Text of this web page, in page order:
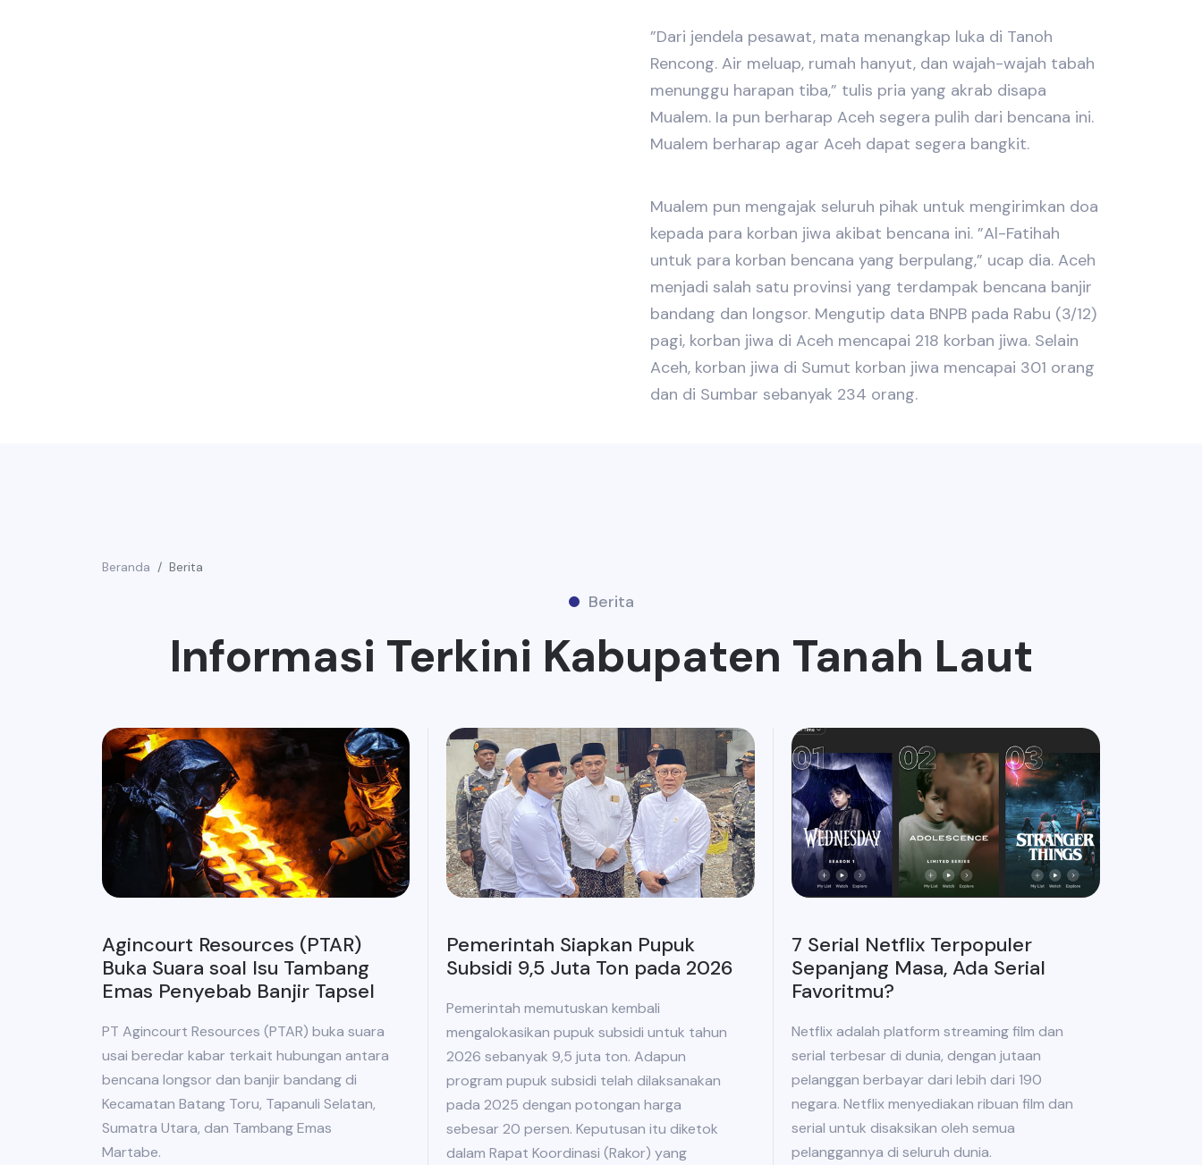
”Dari jendela pesawat, mata menangkap luka di Tanoh
Rencong. Air meluap, rumah hanyut, dan wajah-wajah tabah
menunggu harapan tiba,” tulis pria yang akrab disapa
Mualem. Ia pun berharap Aceh segera pulih dari bencana ini.
Mualem berharap agar Aceh dapat segera bangkit.
Mualem pun mengajak seluruh pihak untuk mengirimkan doa
kepada para korban jiwa akibat bencana ini. ”Al-Fatihah
untuk para korban bencana yang berpulang,” ucap dia. Aceh
menjadi salah satu provinsi yang terdampak bencana banjir
bandang dan longsor. Mengutip data BNPB pada Rabu (3/12)
pagi, korban jiwa di Aceh mencapai 218 korban jiwa. Selain
Aceh, korban jiwa di Sumut korban jiwa mencapai 301 orang
dan di Sumbar sebanyak 234 orang.
Beranda Berita
Berita
Informasi Terkini Kabupaten Tanah Laut
Agincourt Resources (PTAR)
Buka Suara soal Isu Tambang
Emas Penyebab Banjir Tapsel
PT Agincourt Resources (PTAR) buka suara
usai beredar kabar terkait hubungan antara
bencana longsor dan banjir bandang di
Kecamatan Batang Toru, Tapanuli Selatan,
Sumatra Utara, dan Tambang Emas
Martabe.
Pemerintah Siapkan Pupuk
Subsidi 9,5 Juta Ton pada 2026
Pemerintah memutuskan kembali
mengalokasikan pupuk subsidi untuk tahun
2026 sebanyak 9,5 juta ton. Adapun
program pupuk subsidi telah dilaksanakan
pada 2025 dengan potongan harga
sebesar 20 persen. Keputusan itu diketok
dalam Rapat Koordinasi (Rakor) yang
7 Serial Netflix Terpopuler
Sepanjang Masa, Ada Serial
Favoritmu?
Netflix adalah platform streaming film dan
serial terbesar di dunia, dengan jutaan
pelanggan berbayar dari lebih dari 190
negara. Netflix menyediakan ribuan film dan
serial untuk disaksikan oleh semua
pelanggannya di seluruh dunia.